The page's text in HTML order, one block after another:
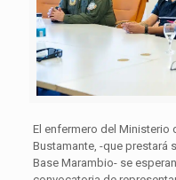
El enfermero del Ministerio
Bustamante, -que prestará
Base Marambio- se